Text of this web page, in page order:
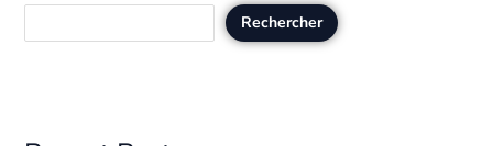
Rechercher